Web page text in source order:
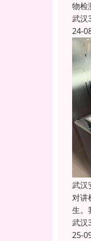
物检
武汉
24-
武汉
对讲
生。
武汉
25-